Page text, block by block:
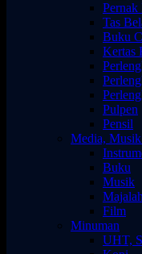
Pernak
Tas
Buku
Kertas
Pulpen
Pensil
Media,
Buku
Musik
Majalah
Film
Minuman
UHT,